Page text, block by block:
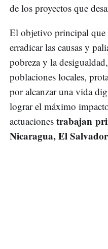
de los proyectos que
El objetivo principal que
erradicar las causas y
pobreza y la
poblaciones locales,
por alcanzar una vida
lograr el máximo
actuaciones trabajan
Nicaragua, El